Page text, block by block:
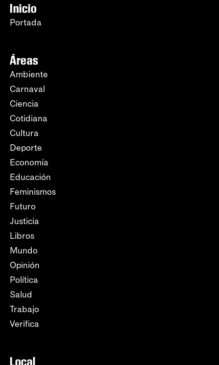
Inicio
Portada
Áreas
Ambiente
Carnaval
Ciencia
Cotidiana
Cultura
Deporte
Economía
Educación
Feminismos
Futuro
Justicia
Libros
Mundo
Opinión
Política
Salud
Trabajo
Verifica
Local